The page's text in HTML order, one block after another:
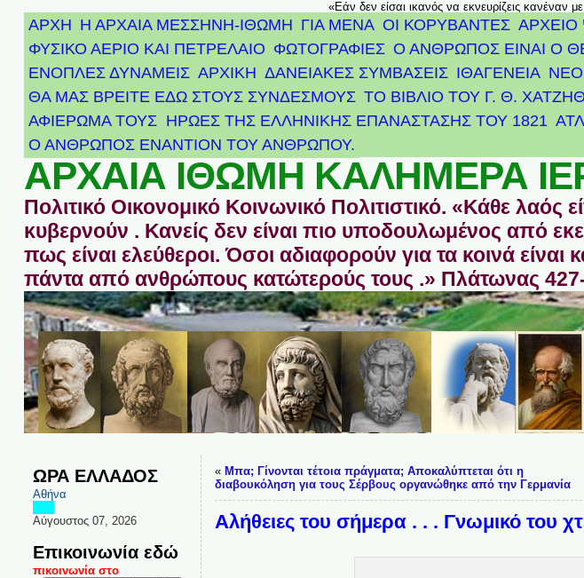
«Εάν δεν είσαι ικανός να εκνευρίζεις κανέναν
ΑΡΧΗ Η ΑΡΧΑΙΑ ΜΕΣΣΗΝΗ-ΙΘΩΜΗ ΓΙΑ ΜΕΝΑ ΟΙ ΚΟΡΥΒΑΝΤΕΣ
ΦΥΣΙΚΟ ΑΕΡΙΟ ΚΑΙ ΠΕΤΡΕΛΑΙΟ ΦΩΤΟΓΡΑΦΙΕΣ Ο ΑΝΘΡΩΠΟΣ ΕΙΝΑΙ Ο
ΕΝΟΠΛΕΣ ΔΥΝΑΜΕΙΣ ΑΡΧΙΚΉ ΔΑΝΕΙΑΚΕΣ ΣΥΜΒΑΣΕΙΣ ΙΘΑΓΕΝΕΙΑ
ΘΑ ΜΑΣ ΒΡΕΙΤΕ ΕΔΩ ΣΤΟΥΣ ΣΥΝΔΕΣΜΟΥΣ ΤΟ ΒΙΒΛΙΟ ΤΟΥ Γ. Θ.
ΑΦΙΈΡΩΜΑ ΤΟΥΣ ΉΡΩΕΣ ΤΗΣ ΕΛΛΗΝΙΚΉΣ ΕΠΑΝΆΣΤΑΣΗΣ ΤΟΥ 1821
Ο ΑΝΘΡΩΠΟΣ ΕΝΑΝΤΙΟΝ ΤΟΥ ΑΝΘΡΩΠΟΥ.
ΑΡΧΑΙΑ ΙΘΩΜΗ ΚΑΛΗΜΕΡΑ
Πολιτικό Οικονομικό Κοινωνικό Πολιτιστικό. «Κάθε
κυβερνούν . Κανείς δεν είναι πιο υποδουλωμένος από
πως είναι ελεύθεροι. Όσοι αδιαφορούν για τα κοινά είναι
πάντα από ανθρώπους κατώτερούς τους .» Πλάτωνας
ΩΡΑ ΕΛΛΑΔΟΣ
Αθήνα
Αύγουστος 07, 2026
Επικοινωνία εδώ
επικοινωνία στο
« Μπα; Γίνονται τέτοια πράγματα; Αποκαλύπτεται ότι η
διαβουκόληση για τους Σέρβους οργανώθηκε από την Γερμανία
Αλήθειες του σήμερα . . . Γνωμικό του